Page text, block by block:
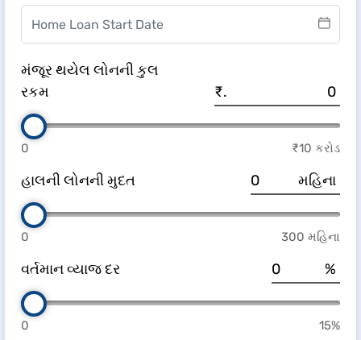
મંજૂર થયેલ લોનની કુલ
રકમ
₹.
0 ₹10 કરોડ
હાલની લોનની મુદત મહિના
0 300 મહિના
વર્તમાન વ્યાજ દર %
0 15%